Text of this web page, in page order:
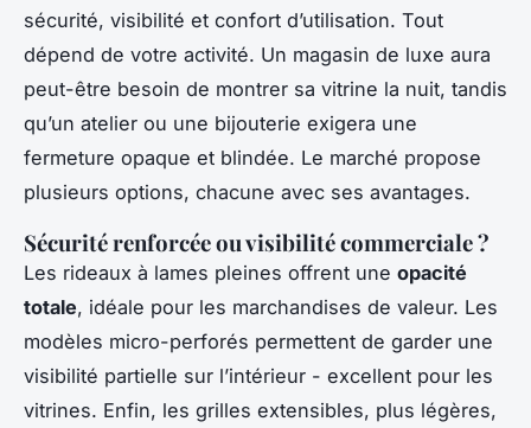
sécurité, visibilité et confort d’utilisation. Tout
dépend de votre activité. Un magasin de luxe aura
peut-être besoin de montrer sa vitrine la nuit, tandis
qu’un atelier ou une bijouterie exigera une
fermeture opaque et blindée. Le marché propose
plusieurs options, chacune avec ses avantages.
Sécurité renforcée ou visibilité commerciale ?
Les rideaux à lames pleines offrent une opacité
totale, idéale pour les marchandises de valeur. Les
modèles micro-perforés permettent de garder une
visibilité partielle sur l’intérieur - excellent pour les
vitrines. Enfin, les grilles extensibles, plus légères,